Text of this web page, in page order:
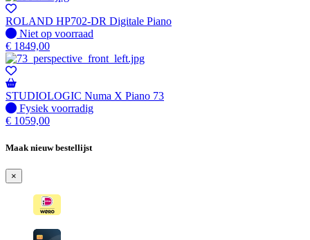
ROLAND HP702-DR Digitale Piano
Fysiek voorradig
Niet op voorraad
€ 1849,00
STUDIOLOGIC Numa X Piano 73
Fysiek voorradig
Fysiek voorradig
€ 1059,00
Maak nieuw bestellijst
×